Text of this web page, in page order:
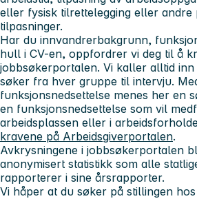
eller fysisk tilrettelegging eller andre
tilpasninger.
Har du innvandrerbakgrunn,
hull i CV-en, oppfordrer vi deg til å
jobbsøkerportalen. Vi kaller alltid
søker fra hver gruppe til intervju.
funksjonsnedsettelse menes her en
en funksjonsnedsettelse som vil
arbeidsplassen eller i
kravene på Arbeidsgiverportalen.
Avkrysningene i jobbsøkerportalen
anonymisert statistikk som alle
rapporterer i sine årsrapporter.
Vi håper at du søker på stillingen hos